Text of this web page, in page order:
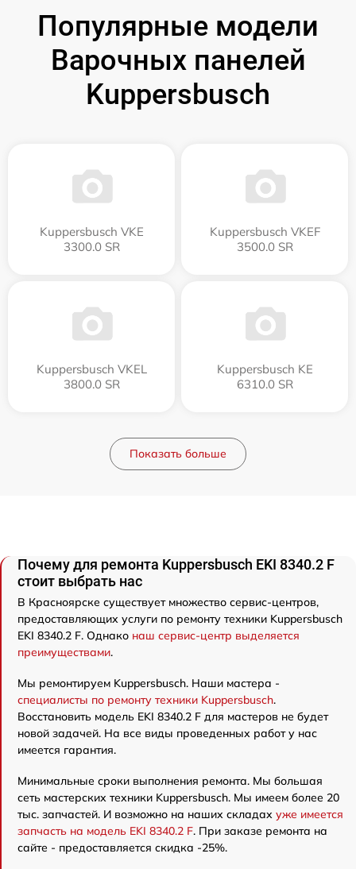
Популярные модели
Варочных панелей
Kuppersbusch
Kuppersbusch VKE
3300.0 SR
Kuppersbusch VKEF
3500.0 SR
Kuppersbusch VKEL
3800.0 SR
Kuppersbusch KE
6310.0 SR
Показать больше
Почему для ремонта Kuppersbusch EKI 8340.2 F
стоит выбрать нас
В Красноярске существует множество сервис-центров,
предоставляющих услуги по ремонту техники Kuppersbusch
EKI 8340.2 F. Однако наш сервис-центр выделяется
преимуществами.
Мы ремонтируем Kuppersbusch. Наши мастера -
специалисты по ремонту техники Kuppersbusch.
Восстановить модель EKI 8340.2 F для мастеров не будет
новой задачей. На все виды проведенных работ у нас
имеется гарантия.
Минимальные сроки выполнения ремонта. Мы большая
сеть мастерских техники Kuppersbusch. Мы имеем более 20
тыс. запчастей. И возможно на наших складах уже имеется
запчасть на модель EKI 8340.2 F. При заказе ремонта на
сайте - предоставляется скидка -25%.